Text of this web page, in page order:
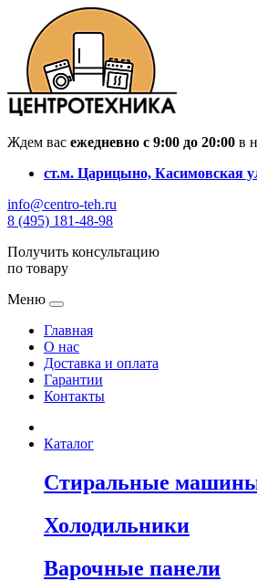
Ждем вас ежедневно с 9:00 до 20:00 в
ст.м. Царицыно, Касимовская
info@centro-teh.ru
8 (495) 181-48-98
Получить консультацию
по товару
Меню
Главная
О нас
Доставка и оплата
Гарантии
Контакты
Каталог
Стиральные
Холодильники
Варочные панели